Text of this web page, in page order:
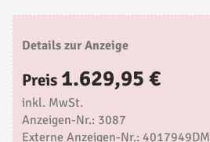
Details zur Anzeige
Preis 1.629,95 €
inkl. MwSt.
Anzeigen-Nr.: 3087
Externe Anzeigen-Nr.: 4017949DM